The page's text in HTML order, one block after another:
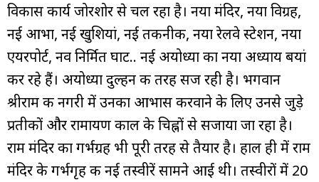
विकास कार्य जोरशोर से चल रहा है। नया मंदिर, नया विग्रह,
नई आभा, नई खुशियां, नई तकनीक, नया रेलवे स्टेशन, नया
एयरपोर्ट, नव निर्मित घाट.. नई अयोध्या का नया अध्याय बयां
कर रहे हैं। अयोध्या दुल्हन की तरह सज रही है। भगवान
श्रीराम की नगरी में उनका आभास करवाने के लिए उनसे जुड़े
प्रतीकों और रामायण काल के चिह्नों से सजाया जा रहा है।
राम मंदिर का गर्भग्रह भी पूरी तरह से तैयार है। हाल ही में राम
मंदिर के गर्भगृह की नई तस्वीरें सामने आई थी। तस्वीरों में 20